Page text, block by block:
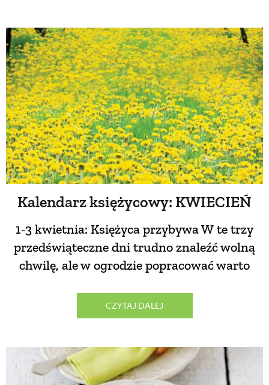
Kalendarz księżycowy: KWIECIEŃ
1-3 kwietnia: Księżyca przybywa W te trzy
przedświąteczne dni trudno znaleźć wolną
chwilę, ale w ogrodzie popracować warto
CZYTAJ DALEJ
CIASTA I DESERY
DODATKI
PRZETWORY
INNE